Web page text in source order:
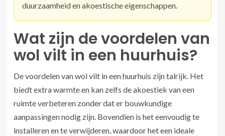
duurzaamheid en akoestische eigenschappen.
Wat zijn de voordelen van
wol vilt in een huurhuis?
De voordelen van wol vilt in een huurhuis zijn talrijk. Het
biedt extra warmte en kan zelfs de akoestiek van een
ruimte verbeteren zonder dat er bouwkundige
aanpassingen nodig zijn. Bovendien is het eenvoudig te
installeren en te verwijderen, waardoor het een ideale